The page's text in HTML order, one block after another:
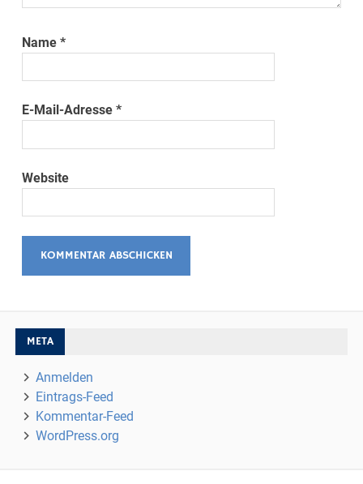
Name*
E-Mail-Adresse*
Website
META
Anmelden
Eintrags-Feed
Kommentar-Feed
WordPress.org